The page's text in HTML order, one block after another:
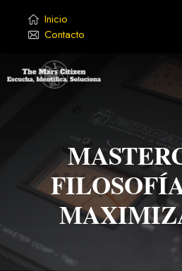
Inicio
Contacto